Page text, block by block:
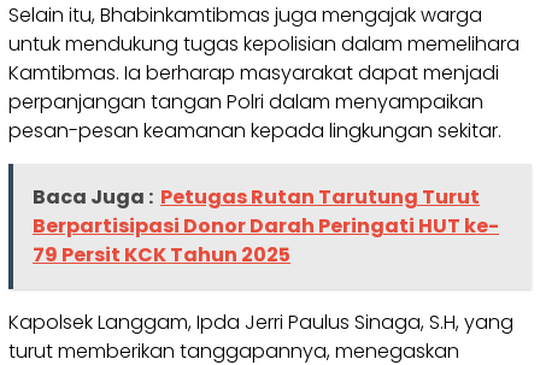
Selain itu, Bhabinkamtibmas juga mengajak warga
untuk mendukung tugas kepolisian dalam memelihara
Kamtibmas. Ia berharap masyarakat dapat menjadi
perpanjangan tangan Polri dalam menyampaikan
pesan-pesan keamanan kepada lingkungan sekitar.
Baca Juga : Petugas Rutan Tarutung Turut
Berpartisipasi Donor Darah Peringati HUT ke-
79 Persit KCK Tahun 2025
Kapolsek Langgam, Ipda Jerri Paulus Sinaga, S.H, yang
turut memberikan tanggapannya, menegaskan